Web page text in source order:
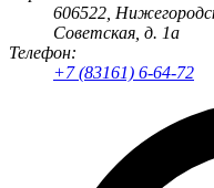
606522 ,
Советская, д. 1а
Телефон:
+7 (83161) 6-64-72